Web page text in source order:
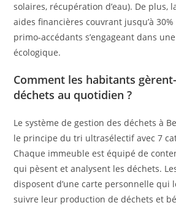
solaires, récupération d’eau). De plus,
aides financières couvrant jusqu’à
primo-accédants s’engageant dans
écologique.
Comment les habitants
déchets au quotidien ?
Le système de gestion des déchets à
le principe du tri ultrasélectif avec 7
Chaque immeuble est équipé de
qui pèsent et analysent les déchets.
disposent d’une carte personnelle qui
suivre leur production de déchets et